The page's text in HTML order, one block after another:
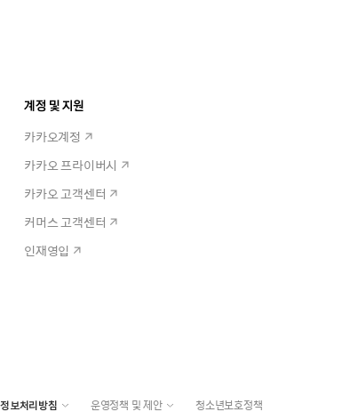
계정 및 지원
카카오계정
카카오 프라이버시
카카오 고객센터
커머스 고객센터
인재영입
보처리방침 운영정책 및 제안 청소년보호정책